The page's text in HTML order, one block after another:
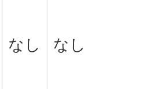
なし なし